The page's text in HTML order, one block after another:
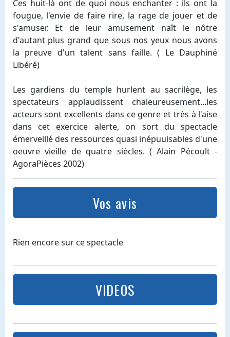
Ces huit-là ont de quoi nous enchanter : ils ont la
fougue, l'envie de faire rire, la rage de jouer et de
s'amuser. Et de leur amusement naît le nôtre
d'autant plus grand que sous nos yeux nous avons
la preuve d'un talent sans faille. ( Le Dauphiné
Libéré)
Les gardiens du temple hurlent au sacrilège, les
spectateurs applaudissent chaleureusement...les
acteurs sont excellents dans ce genre et très à l'aise
dans cet exercice alerte, on sort du spectacle
émerveillé des ressources quasi inépuuisables d'une
oeuvre vieille de quatre siècles. ( Alain Pécoult -
AgoraPièces 2002)
Vos avis
Rien encore sur ce spectacle
VIDEOS